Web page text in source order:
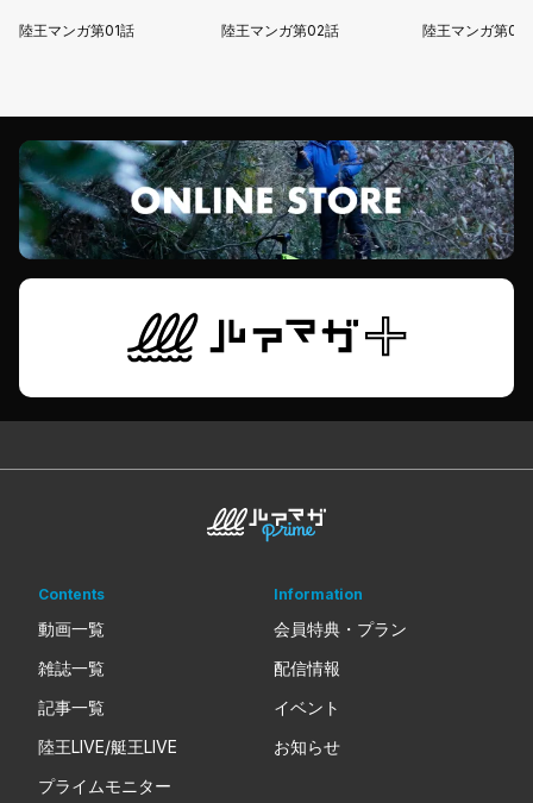
陸王マンガ第01話 陸王マンガ第02話 陸王マンガ第03
Contents
動画一覧
雑誌一覧
記事一覧
陸王LIVE/艇王LIVE
プライムモニター
Information
会員特典・プラン
配信情報
イベント
お知らせ